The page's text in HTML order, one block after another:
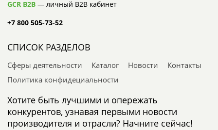
GCR B2B — личный B2B кабинет
+7 800 505-73-52
СПИСОК РАЗДЕЛОВ
Сферы деятельности Каталог Новости
Контакты
Политика конфидециальности
Хотите быть лучшими и опережать
конкурентов, узнавая первыми новости
производителя и отрасли? Начните сейчас!